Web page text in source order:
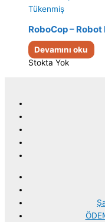
Tükenmiş
RoboCop –
Devamını oku
Stokta Yok